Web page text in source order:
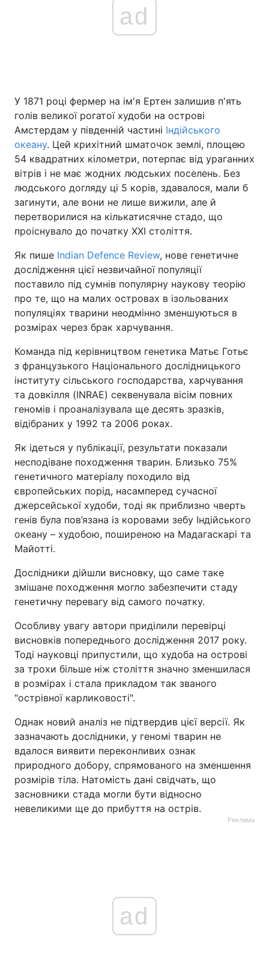
ad
У 1871 році фермер на ім'я Ертен залишив п'ять
голів великої рогатої худоби на острові
Амстердам у південній частині Індійського
океану. Цей крихітний шматочок землі, площею
54 квадратних кілометри, потерпає від ураганних
вітрів і не має жодних людських поселень. Без
людського догляду ці 5 корів, здавалося, мали б
загинути, але вони не лише вижили, але й
перетворилися на кількатисячне стадо, що
проіснувало до початку XXI століття.
Як пише Indian Defence Review, нове генетичне
дослідження цієї незвичайної популяції
поставило під сумнів популярну наукову теорію
про те, що на малих островах в ізольованих
популяціях тварини неодмінно зменшуються в
розмірах через брак харчування.
Команда під керівництвом генетика Матьє Готьє
з французького Національного дослідницького
інституту сільського господарства, харчування
та довкілля (INRAE) секвенувала вісім повних
геномів і проаналізувала ще десять зразків,
відібраних у 1992 та 2006 роках.
Як ідеться у публікації, результати показали
несподіване походження тварин. Близько 75%
генетичного матеріалу походило від
європейських порід, насамперед сучасної
джерсейської худоби, тоді як приблизно чверть
генів була пов’язана із коровами зебу Індійського
океану – худобою, поширеною на Мадагаскарі та
Майотті.
Дослідники дійшли висновку, що саме таке
змішане походження могло забезпечити стаду
генетичну перевагу від самого початку.
Особливу увагу автори приділили перевірці
висновків попереднього дослідження 2017 року.
Тоді науковці припустили, що худоба на острові
за трохи більше ніж століття значно зменшилася
в розмірах і стала прикладом так званого
"острівної карликовості".
Однак новий аналіз не підтвердив цієї версії. Як
зазначають дослідники, у геномі тварин не
вдалося виявити переконливих ознак
природного добору, спрямованого на зменшення
розмірів тіла. Натомість дані свідчать, що
засновники стада могли бути відносно
невеликими ще до прибуття на острів.
Реклама
ad